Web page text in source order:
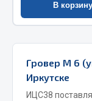
Коробка передач
Коробка
Весь раздел
В корзину
Гровер М 6
Иркутске
ИЦС38